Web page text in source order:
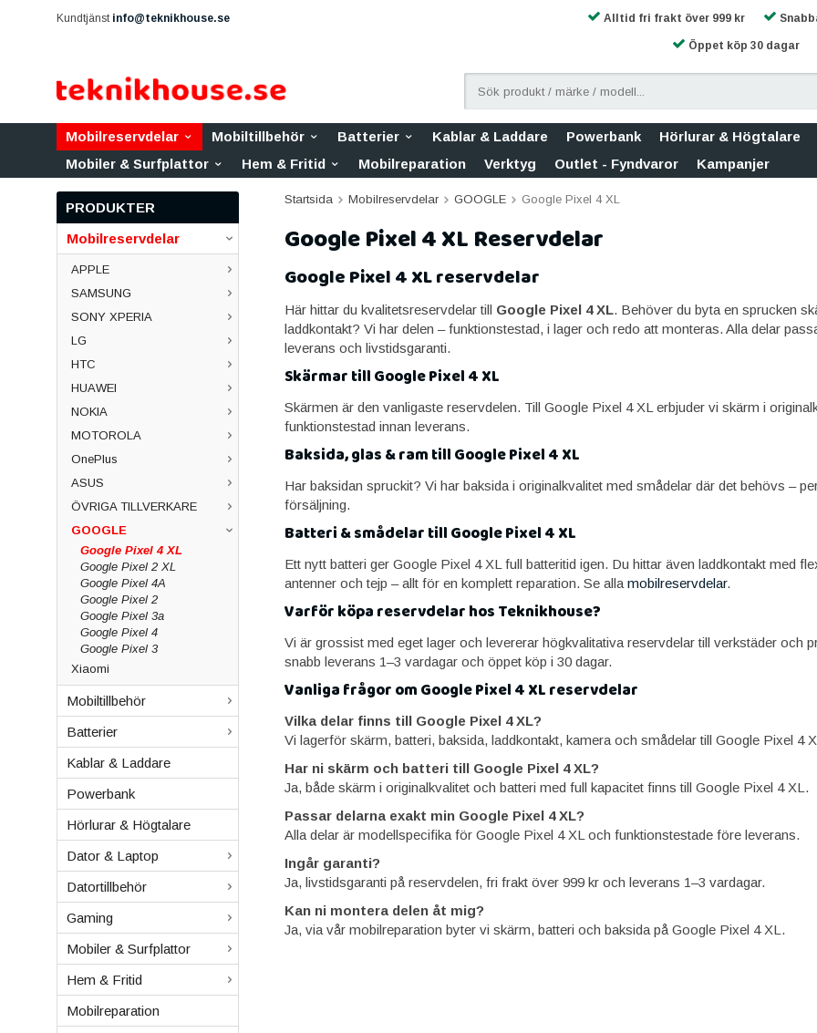
Kundtjänst info@teknikhouse.se Alltid fri frakt över 999 kr
Öppet köp 30 dagar
Mobilreservdelar Mobiltillbehör Batterier Kablar & Laddare Powerbank
Hörlurar & Högtalare
Mobiler & Surfplattor
Hem & Fritid Mobilreparation Verktyg Outlet - Fyndvaror Kampanjer
PRODUKTER
Mobilreservdelar
APPLE
SAMSUNG
SONY XPERIA
LG
HTC
HUAWEI
NOKIA
MOTOROLA
OnePlus
ASUS
ÖVRIGA TILLVERKARE
GOOGLE
Google Pixel 4 XL
Google Pixel 2 XL
Google Pixel 4A
Google Pixel 2
Google Pixel 3a
Google Pixel 4
Google Pixel 3
Xiaomi
Mobiltillbehör
Batterier
Kablar & Laddare
Powerbank
Hörlurar & Högtalare
Dator & Laptop
Datortillbehör
Gaming
Mobiler & Surfplattor
Hem & Fritid
Mobilreparation
Startsida Mobilreservdelar GOOGLE Google Pixel 4 XL
Google Pixel 4 XL Reservdelar
Google Pixel 4 XL reservdelar
Här hittar du kvalitetsreservdelar till Google Pixel 4 XL. Behöver du byta en sprucken
laddkontakt? Vi har delen – funktionstestad, i lager och redo att monteras. Alla delar
leverans och livstidsgaranti.
Skärmar till Google Pixel 4 XL
Skärmen är den vanligaste reservdelen. Till Google Pixel 4 XL erbjuder vi skärm i
funktionstestad innan leverans.
Baksida, glas & ram till Google Pixel 4 XL
Har baksidan spruckit? Vi har baksida i originalkvalitet med smådelar där det behövs –
försäljning.
Batteri & smådelar till Google Pixel 4 XL
Ett nytt batteri ger Google Pixel 4 XL full batteritid igen. Du hittar även laddkontakt med
antenner och tejp – allt för en komplett reparation. Se alla mobilreservdelar.
Varför köpa reservdelar hos Teknikhouse?
Vi är grossist med eget lager och levererar högkvalitativa reservdelar till verkstäder och
snabb leverans 1–3 vardagar och öppet köp i 30 dagar.
Vanliga frågor om Google Pixel 4 XL reservdelar
Vilka delar finns till Google Pixel 4 XL?
Vi lagerför skärm, batteri, baksida, laddkontakt, kamera och smådelar till Google Pixel 4
Har ni skärm och batteri till Google Pixel 4 XL?
Ja, både skärm i originalkvalitet och batteri med full kapacitet finns till Google Pixel 4 XL.
Passar delarna exakt min Google Pixel 4 XL?
Alla delar är modellspecifika för Google Pixel 4 XL och funktionstestade före leverans.
Ingår garanti?
Ja, livstidsgaranti på reservdelen, fri frakt över 999 kr och leverans 1–3 vardagar.
Kan ni montera delen åt mig?
Ja, via vår mobilreparation byter vi skärm, batteri och baksida på Google Pixel 4 XL.